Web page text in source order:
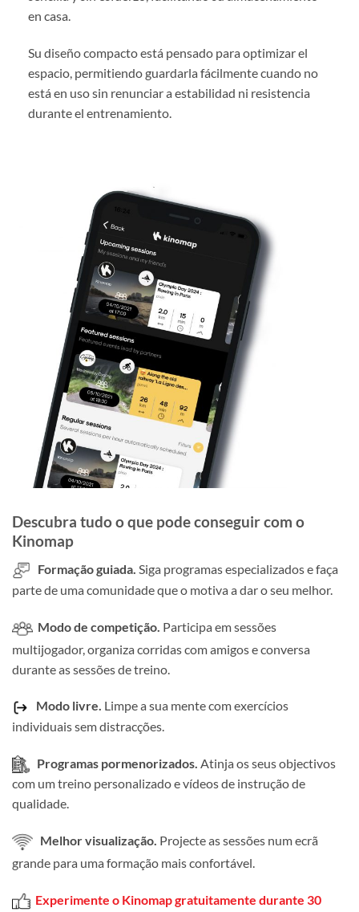
en casa.
Su diseño compacto está pensado para optimizar el
espacio, permitiendo guardarla fácilmente cuando no
está en uso sin renunciar a estabilidad ni resistencia
durante el entrenamiento.
Descubra tudo o que pode conseguir com o
Kinomap
Formação guiada. Siga programas especializados e faça
parte de uma comunidade que o motiva a dar o seu melhor.
Modo de competição. Participa em sessões
multijogador, organiza corridas com amigos e conversa
durante as sessões de treino.
Modo livre. Limpe a sua mente com exercícios
individuais sem distracções.
Programas pormenorizados. Atinja os seus objectivos
com um treino personalizado e vídeos de instrução de
qualidade.
Melhor visualização. Projecte as sessões num ecrã
grande para uma formação mais confortável.
Experimente o Kinomap gratuitamente durante 30